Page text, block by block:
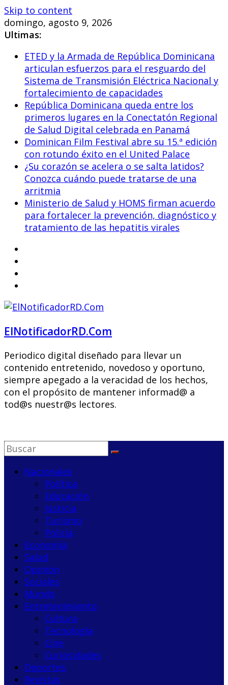
Skip to content
domingo, agosto 9, 2026
Ultimas:
ETED y la Armada de República Dominicana
articulan esfuerzos para el resguardo del
Sistema de Transmisión Eléctrica Nacional y
fortalecimiento de capacidades
República Dominicana queda entre los
primeros lugares en la Conectatón Regional
de Salud Digital celebrada en Panamá
Dominican Film Festival abre su 15.ª edición
con rotundo éxito en el United Palace
¿Su corazón se acelera o se salta latidos?
Conozca cuándo puede tratarse de una
arritmia
Ministerio de Salud y HOMS firman acuerdo
para fortalecer la prevención, diagnóstico y
tratamiento de las hepatitis virales
ElNotificadorRD.Com
Periodico digital diseñado para llevar un
contenido entretenido, novedoso y oportuno,
siempre apegado a la veracidad de los hechos,
con el propósito de mantener informad@ a
tod@s nuestr@s lectores.
Nacionales
Política
Educación
Justicia
Turismo
Policía
Economía
Salud
Opinión
Sociales
Mundo
Entretenimiento
Cultura
Tecnología
Cine
Curiosidades
Deportes
Revistas